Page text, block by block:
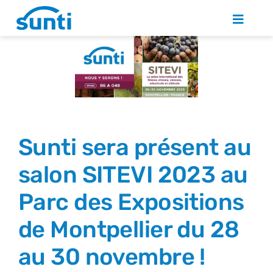
Toggle
QUI SOMMES NOUS ?
SOLUTIONS PHOTOVOLTAÏQUES
NOUS REJOINDRE
Sunti sera présent au
salon SITEVI 2023 au
Parc des Expositions
de Montpellier du 28
au 30 novembre !